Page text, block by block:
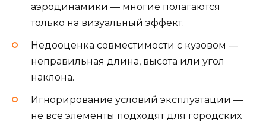
аэродинамики — многие полагаются
только на визуальный эффект.
Недооценка совместимости с кузовом —
неправильная длина, высота или угол
наклона.
Игнорирование условий эксплуатации —
не все элементы подходят для городских